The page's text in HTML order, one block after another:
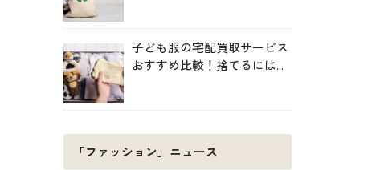
子ども服の宅配買取サービス
おすすめ比較！捨てるにはも
「ファッション」ニュース